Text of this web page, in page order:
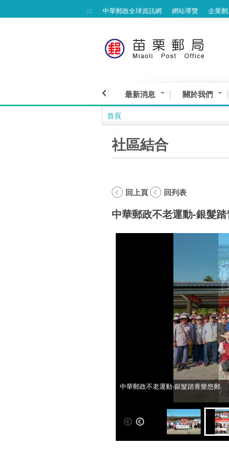
::: 中華郵政全球資訊網 網站導覽 企業
最新消息 關於我們
首頁
社區結合
回上頁 回列表
中華郵政不老運動-銀髮
中華郵政不老運動-銀髮踏青樂悠郵
中華郵政不老運動-銀髮踏青樂悠郵